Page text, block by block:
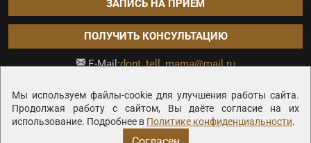
Мы используем файлы-cookie для улучшения работы сайта.
Продолжая работу с сайтом, Вы даёте согласие на их
использование. Подробнее в Политике конфиденциальности.
ЗАПИСЬ НА ПРИЁМ
ПОЛУЧИТЬ КОНСУЛЬТАЦИЮ
E-Mail:dont_tell_mama@mail.ru